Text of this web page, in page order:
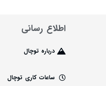
اطلاع رسانی
درباره توچال
ساعات کاری توچال